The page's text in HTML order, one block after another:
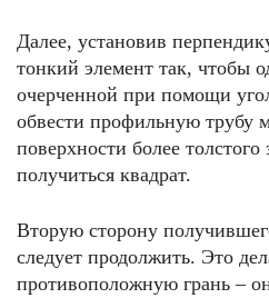
Далее, установив
тонкий элемент так, чтобы
очерченной при помощи
обвести профильную трубу
поверхности более
получиться квадрат.
Вторую сторону
следует продолжить. Это
противоположную грань –